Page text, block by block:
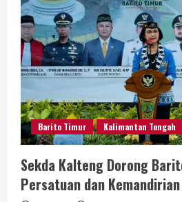
Barito Timur Kalimantan Tengah
Sekda Kalteng Dorong
Persatuan dan